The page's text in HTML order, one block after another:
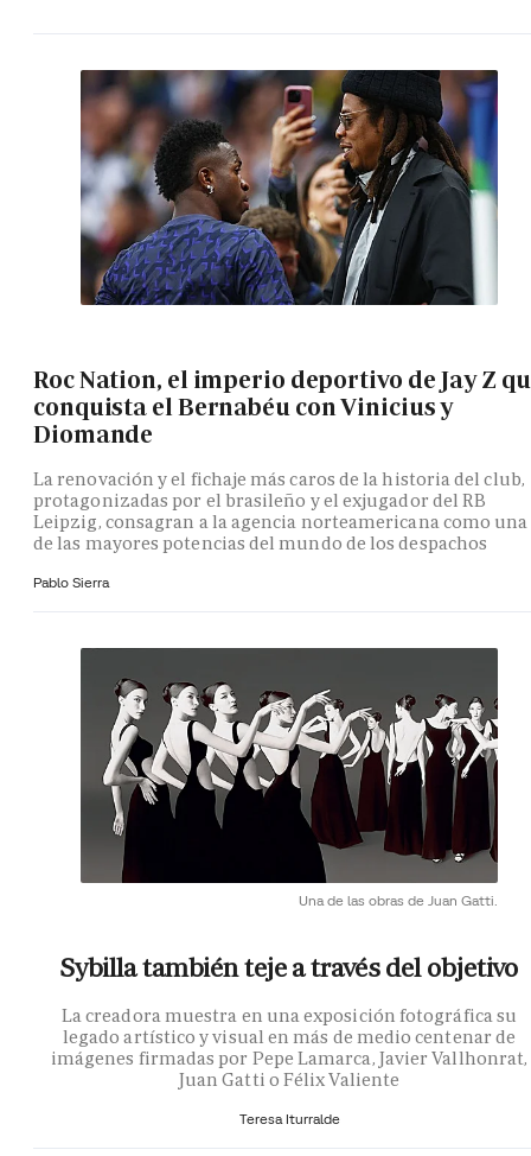
Roc Nation, el imperio deportivo de Jay Z
conquista el Bernabéu con Vinicius y
Diomande
La renovación y el fichaje más caros de la historia del club,
protagonizadas por el brasileño y el exjugador del RB
Leipzig, consagran a la agencia norteamericana como una
de las mayores potencias del mundo de los despachos
Pablo Sierra
Una de las obras de Juan Gatti.
Sybilla también teje a través del objetivo
La creadora muestra en una exposición fotográfica su
legado artístico y visual en más de medio centenar de
imágenes firmadas por Pepe Lamarca, Javier Vallhonrat,
Juan Gatti o Félix Valiente
Teresa Iturralde